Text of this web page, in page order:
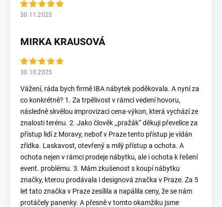
30.11.2025
MIRKA KRAUSOVÁ
30.10.2025
Vážení, ráda bych firmě IBA nábytek poděkovala. A nyní za
co konkrétně? 1. Za trpělivost v rámci vedení hovoru,
následně skvělou improvizaci cena-výkon, která vychází ze
znalosti terénu. 2. Jako člověk ,,pražák“ děkuji převelice za
přístup lidí z Moravy, neboť v Praze tento přístup je vídán
zřídka. Laskavost, otevřený a milý přístup a ochota. A
ochota nejen v rámci prodeje nábytku, ale i ochota k řešení
event. problému. 3. Mám zkušenost s koupí nábytku
značky, kterou prodávala i designová značka v Praze. Za 5
let tato značka v Praze zesílila a napálila ceny, že se nám
protáčely panenky. A přesně v tomto okamžiku jsme